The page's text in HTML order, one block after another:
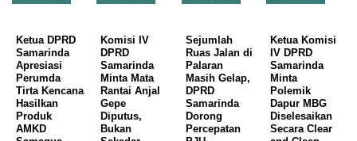
Ketua DPRD
Samarinda
Apresiasi
Perumda
Tirta Kencana
Hasilkan
Produk
AMKD
Komisi IV
DPRD
Samarinda
Minta Mata
Rantai Anjal
Gepe
Diputus,
Bukan
Sejumlah
Ruas Jalan di
Palaran
Masih Gelap,
DPRD
Samarinda
Dorong
Percepatan
Ketua Komisi
IV DPRD
Samarinda
Minta
Polemik
Dapur MBG
Diselesaikan
Secara Clear